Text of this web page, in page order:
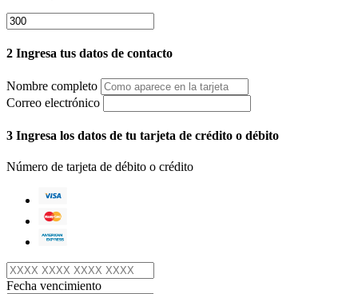
2 Ingresa tus datos de contacto
Nombre completo
Correo electrónico
3 Ingresa los datos de tu tarjeta de crédito o débito
Número de tarjeta de débito o crédito
Fecha vencimiento